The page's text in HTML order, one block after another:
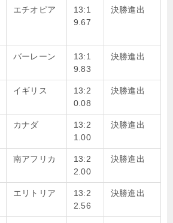
エチオピア
13:1
9.67
決勝進出
バーレーン
13:1
9.83
決勝進出
イギリス
13:2
0.08
決勝進出
カナダ
13:2
1.00
決勝進出
南アフリカ
13:2
2.00
決勝進出
エリトリア
13:2
2.56
決勝進出